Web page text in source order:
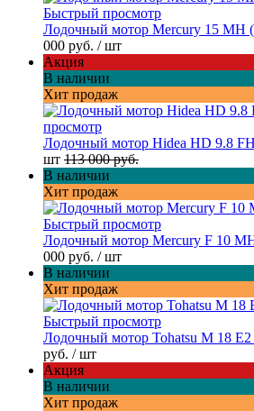
Быстрый просмотр
Лодочный мотор Mercury 15 MH
000 руб. / шт
Акция
В наличии
Хит продаж
просмотр
Лодочный мотор Hidea HD 9.8
шт 113 000 руб.
В наличии
Хит продаж
Быстрый просмотр
Лодочный мотор Mercury F 10
000 руб. / шт
В наличии
Хит продаж
Быстрый просмотр
Лодочный мотор Tohatsu M 18 E2
руб. / шт
Акция
В наличии
Хит продаж